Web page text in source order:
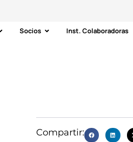
Socios Inst. Colaboradoras
Compartir: